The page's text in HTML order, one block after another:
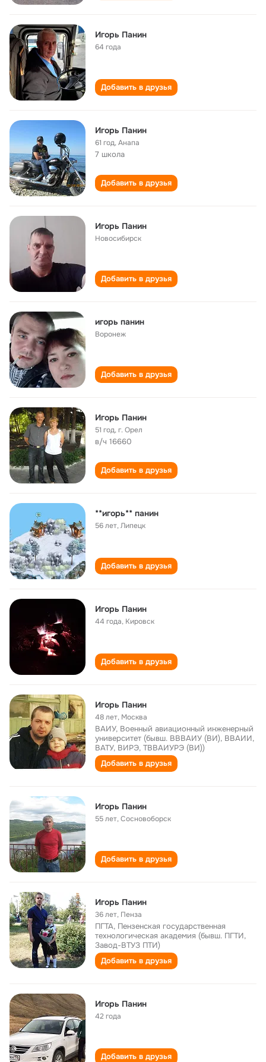
Игорь Панин
64 года
Добавить в друзья
Игорь Панин
61 год,Анапа
7 школа
Добавить в друзья
Игорь Панин
Новосибирск
Добавить в друзья
игорь панин
Воронеж
Добавить в друзья
Игорь Панин
51 год,г. Орел
в/ч 16660
Добавить в друзья
**игорь** панин
56 лет,Липецк
Добавить в друзья
Игорь Панин
44 года, Кировск
Добавить в друзья
Игорь Панин
48 лет, Москва
ВАИУ, Военный авиационный инженерный
университет (бывш. ВВВАИУ (ВИ), ВВАИИ,
ВАТУ, ВИРЭ, ТВВАИУРЭ (ВИ))
Добавить в друзья
Игорь Панин
55 лет,Сосновоборск
Добавить в друзья
Игорь Панин
36 лет, Пенза
ПГТА, Пензенская государственная
технологическая академия (бывш. ПГТИ,
Завод-ВТУЗ ПТИ)
Добавить в друзья
Игорь Панин
42 года
Добавить в друзья